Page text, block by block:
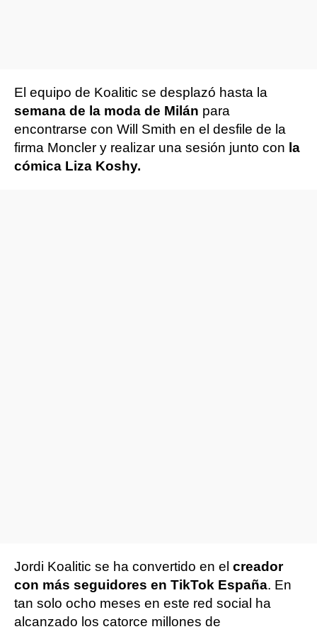
El equipo de Koalitic se desplazó hasta la
semana de la moda de Milán para
encontrarse con Will Smith en el desfile de la
firma Moncler y realizar una sesión junto con la
cómica Liza Koshy.
Jordi Koalitic se ha convertido en el creador
con más seguidores en TikTok España. En
tan solo ocho meses en este red social ha
alcanzado los catorce millones de